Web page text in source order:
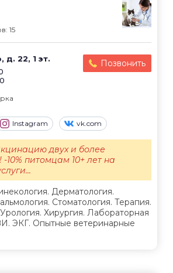
15
д. 22, 1 эт.
Позвонить
Instagram vk.com
Дерматология.
Стоматология. Терапия.
Хирургия. Лабораторная
ЭКГ. Опытные ветеринарные
двух и более
10% питомцам 10+ лет на